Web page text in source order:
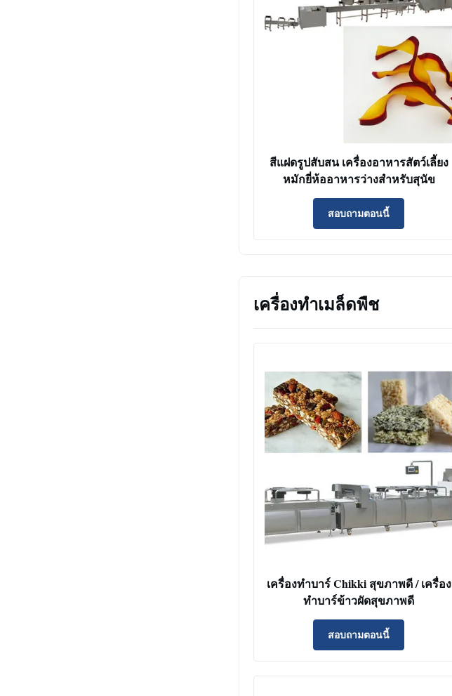
สีแฝดรูปสับสน เครื่องอาหารสัตว์เลี้ยง
หมักยี่ห้ออาหารว่างสําหรับสุนัข
สอบถามตอนนี้
เครื่องทําเมล็ดพืช
เครื่องทําบาร์ Chikki สุขภาพดี / เครื่อง
ทําบาร์ข้าวผัดสุขภาพดี
สอบถามตอนนี้